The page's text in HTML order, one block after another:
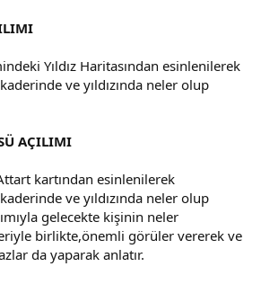
Yıldız Haritasından esinlenilerek
ve yıldızında neler olup
AÇILIMI
kartından esinlenilerek
ve yıldızında neler olup
gelecekte kişinin neler
birlikte,önemli görüler vererek ve
da yaparak anlatır.